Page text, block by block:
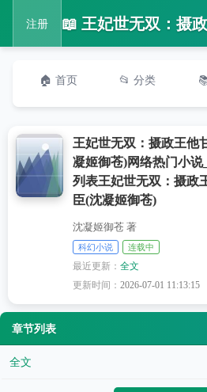
注册
🏠 首页 📂 分类
王妃世无双：摄政王他
凝姬御苍)网络热门小说
列表王妃世无双：摄政
臣(沈凝姬御苍)
沈凝姬御苍 著
科幻小说 连载中
最近更新：全文
更新时间：2026-07-01 11:13:15
章节列表
全文